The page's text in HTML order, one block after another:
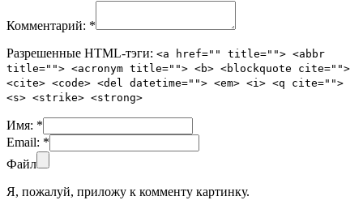
Комментарий: *
Разрешенные HTML-тэги: <a href="" title=""> <abbr
title=""> <acronym title=""> <b> <blockquote cite="">
<cite> <code> <del datetime=""> <em> <i> <q cite="">
<s> <strike> <strong>
Имя: *
Email: *
Файл
Я, пожалуй, приложу к комменту картинку.